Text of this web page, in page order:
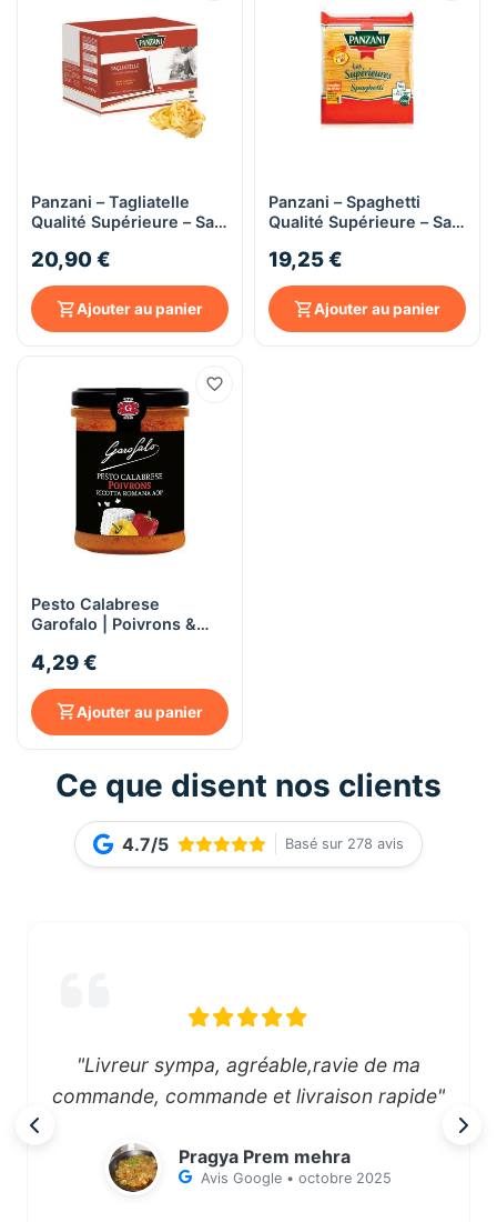
Panzani – Tagliatelle
Qualité Supérieure – Sac
20,90 €
Ajouter au panier
Panzani – Spaghetti
Qualité Supérieure – Sac
19,25 €
Ajouter au panier
Pesto Calabrese
Garofalo | Poivrons &
175g
4,29 €
Ajouter au panier
Ce que disent nos clients
4.7/5 Basé sur 278 avis
"Livreur sympa, agréable,ravie de ma
commande, commande et livraison rapide"
Pragya Prem mehra
Avis Google • octobre 2025